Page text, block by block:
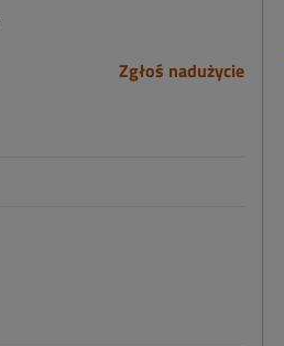
Zgłoś nadużycie